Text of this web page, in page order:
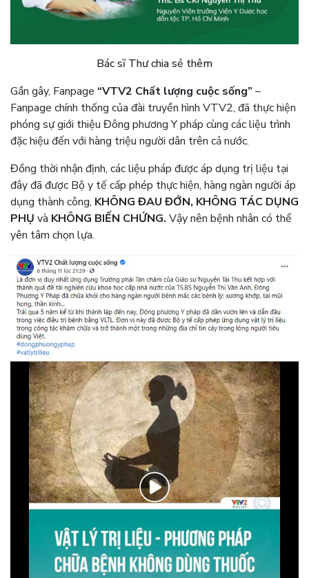
Bác sĩ Thư chia sẻ thêm
Gần gây, Fanpage “VTV2 Chất lượng cuộc sống” –
Fanpage chính thống của đài truyền hình VTV2, đã thực hiện
phóng sự giới thiệu Đông phương Y pháp cùng các liệu trình
đặc hiệu đến với hàng triệu người dân trên cả nước.
Đồng thời nhận định, các liệu pháp được áp dụng trị liệu tại
đây đã được Bộ y tế cấp phép thực hiện, hàng ngàn người áp
dụng thành công, KHÔNG ĐAU ĐỚN, KHÔNG TÁC DỤNG
PHỤ và KHÔNG BIẾN CHỨNG. Vậy nên bệnh nhân có thể
yên tâm chọn lựa.